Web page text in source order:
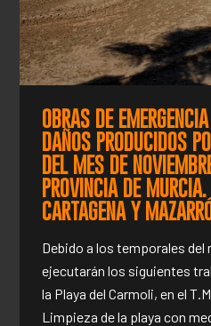
OBRAS DE
DAÑOS PRODUCIDOS
DEL MES DE
PROVINCIA DE
CARTAGENA Y
Debido a los temporales del
ejecutarán los siguientes
la Playa del Carmoli, en el
Limpieza de la playa con